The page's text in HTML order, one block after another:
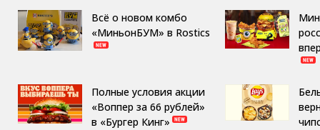
Всё о новом комбо
«МиньонБУМ» в Rostics
Полные условия акции
«Воппер за 66 рублей»
в «Бургер Кинг»